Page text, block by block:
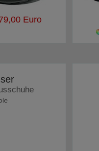
Euro